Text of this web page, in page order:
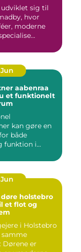
sig til
hvor
moderne
aabenraa
et funktionelt
kan gøre en
både
funktion i
holstebro
et flot og
i Holstebro
Dørene er